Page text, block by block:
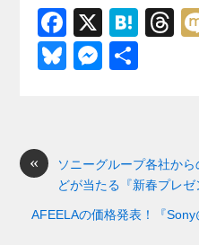
F
a
c
o
o
k
X
H
T
s
Bl
y
M
n
g
er
«
ソニーグループ各社か
どが当たる『新春プレ
AFEELAの価格発表！『